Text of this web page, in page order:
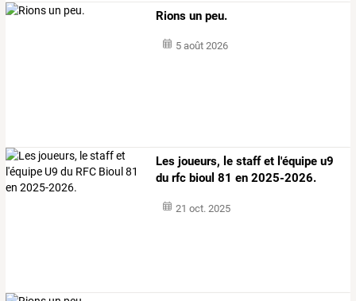
Rions un peu.
5 août 2026
Les joueurs, le staff et l'équipe u9
du rfc bioul 81 en 2025-2026.
21 oct. 2025